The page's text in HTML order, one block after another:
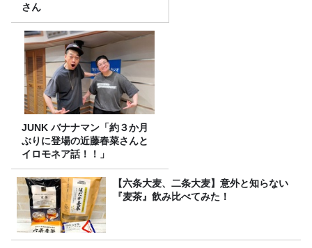
さん
JUNK バナナマン「約３か月
ぶりに登場の近藤春菜さんと
イロモネア話！！」
【六条大麦、二条大麦】意外と知らない
『麦茶』飲み比べてみた！